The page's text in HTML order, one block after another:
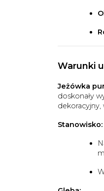
Warunki
Jeżówka
doskonały
Stanowisko: